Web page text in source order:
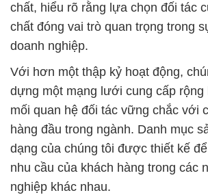
chất, hiểu rõ rằng lựa chọn đối tác
chất đóng vai trò quan trọng trong
doanh nghiệp.
Với hơn một thập kỷ hoạt động,
dựng một mạng lưới cung cấp rộng
mối quan hệ đối tác vững chắc với
hàng đầu trong ngành. Danh mục
dạng của chúng tôi được thiết kế
nhu cầu của khách hàng trong các
nghiệp khác nhau.